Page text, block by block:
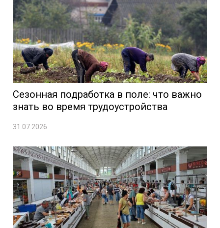
Сезонная подработка в поле: что важно
знать во время трудоустройства
31.07.2026